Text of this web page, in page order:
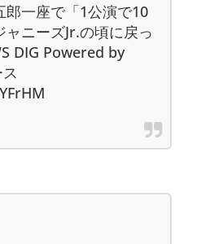
郎一座で「1公演で10
ニーズJr.の頃に戻っ
DIG Powered by